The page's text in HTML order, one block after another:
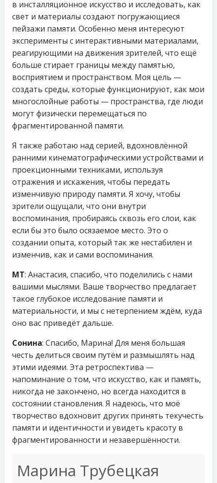
в инсталляционное искусство и исследовать, как
свет и материалы создают погружающиеся
пейзажи памяти. Особенно меня интересуют
эксперименты с интерактивными материалами,
реагирующими на движения зрителей, что ещё
больше стирает границы между памятью,
восприятием и пространством. Моя цель —
создать среды, которые функционируют, как мои
многослойные работы — пространства, где люди
могут физически перемещаться по
фрагментированной памяти.
Я также работаю над серией, вдохновлённой
ранними кинематографическими устройствами и
проекционными техниками, используя
отражения и искажения, чтобы передать
изменчивую природу памяти. Я хочу, чтобы
зрители ощущали, что они внутри
воспоминания, пробираясь сквозь его слои, как
если бы это было осязаемое место. Это о
создании опыта, который так же нестабилен и
изменчив, как и сами воспоминания.
МТ: Анастасия, спасибо, что поделились с нами
вашими мыслями. Ваше творчество предлагает
такое глубокое исследование памяти и
материальности, и мы с нетерпением ждём, куда
оно вас приведёт дальше.
Сонина: Спасибо, Марина! Для меня большая
честь делиться своим путём и размышлять над
этими идеями. Эта ретроспектива —
напоминание о том, что искусство, как и память,
никогда не закончено, но всегда находится в
состоянии становления. Я надеюсь, что моё
творчество вдохновит других принять текучесть
памяти и идентичности и увидеть красоту в
фрагментированности и незавершённости.
Марина Трубецкая